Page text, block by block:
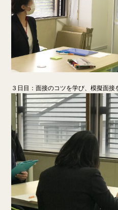
３日目：面接のコツを学び、模擬面接